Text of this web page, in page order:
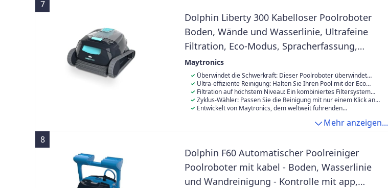
7
Dolphin Liberty 300 Kabelloser Poolroboter
Boden, Wände und Wasserlinie, Ultrafeine
Filtration, Eco-Modus, Spracherfassung,
Ultrafein-Filter, Eingelassene Pools bis zu 10m
Maytronics
Überwindet die Schwerkraft: Dieser Poolroboter überwindet
jedes Hindernis. Er navigiert mühelos über die Pooloberfläche,
klettert Wände hoch und reinigt die Wasserlinie.
Ultra-effiziente Reinigung: Halten Sie Ihren Pool mit der Eco
Mode-Funktion mühelos die ganze Woche über sauber: 3
Reinigungszyklen an unterschiedlichen Tagen reinigen den Boden
mit nur einer Ladung.
Filtration auf höchstem Niveau: Ein kombiniertes Filtersystem
fängt alle Arten von Verunreinigungen auf - von großen Blättern bis
hin zu feinstem Schmutz - und hinterlässt den Pool strahlend sauber.
Zyklus-Wähler: Passen Sie die Reinigung mit nur einem Klick an
Ihre Bedürfnisse an und wählen Sie zwischen den Modi "Nur Boden"
Entwickelt von Maytronics, dem weltweit führenden
zuverlässig, einschließlich einer 2-Jahres-Garantie.Mehr anzeigen...
8
Dolphin F60 Automatischer Poolreiniger
Poolroboter mit kabel - Boden, Wasserlinie
und Wandreinigung - Kontrolle mit app,